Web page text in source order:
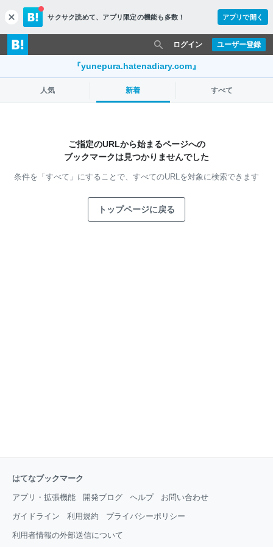
c
l
o
s
サクサク読めて、 アプリ限定の機能も多数！ アプリで開く
ユーザー登録
ログイン
『yunepura.hatenadiary.com』
人気 新着 すべて
ご指定のURLから始まるページへの
ブックマークは見つかりませんでした
条件を「すべて」にすることで、 すべてのURLを対象に検索できます
トップページに戻る
はてなブックマーク
アプリ・拡張機能 開発ブログ ヘルプ お問い合わせ
ガイドライン 利用規約 プライバシーポリシー
利用者情報の外部送信について